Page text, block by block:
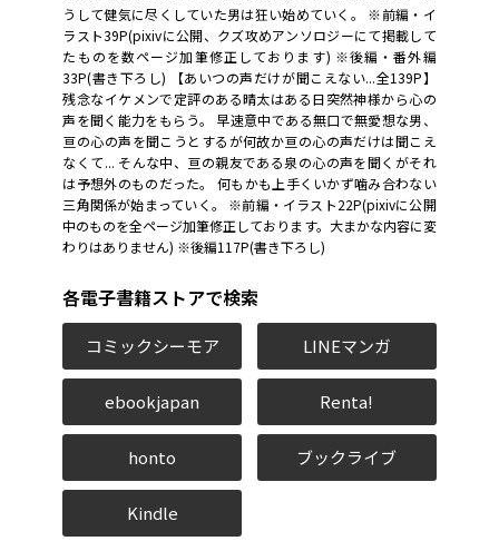
うして健気に尽くしていた男は狂い始めていく。 ※前編・イ
ラスト39P(pixivに公開、クズ攻めアンソロジーにて掲載して
たものを数ページ加筆修正しております) ※後編・番外編
33P(書き下ろし) 【あいつの声だけが聞こえない...全139P】
残念なイケメンで定評のある晴太はある日突然神様から心の
声を聞く能力をもらう。 早速意中である無口で無愛想な男、
亘の心の声を聞こうとするが何故か亘の心の声だけは聞こえ
なくて... そんな中、亘の親友である泉の心の声を聞くがそれ
は予想外のものだった。 何もかも上手くいかず噛み合わない
三角関係が始まっていく。 ※前編・イラスト22P(pixivに公開
中のものを全ページ加筆修正しております。大まかな内容に変
わりはありません) ※後編117P(書き下ろし)
各電子書籍ストアで検索
コミックシーモア LINEマンガ
ebookjapan Renta!
honto ブックライブ
Kindle